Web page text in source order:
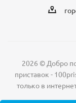
2026 © Добро
приставок -
только в